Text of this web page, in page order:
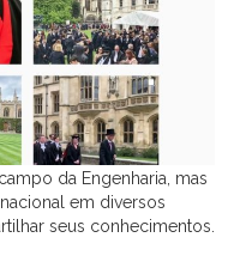
da Engenharia, mas
em diversos
seus conhecimentos.